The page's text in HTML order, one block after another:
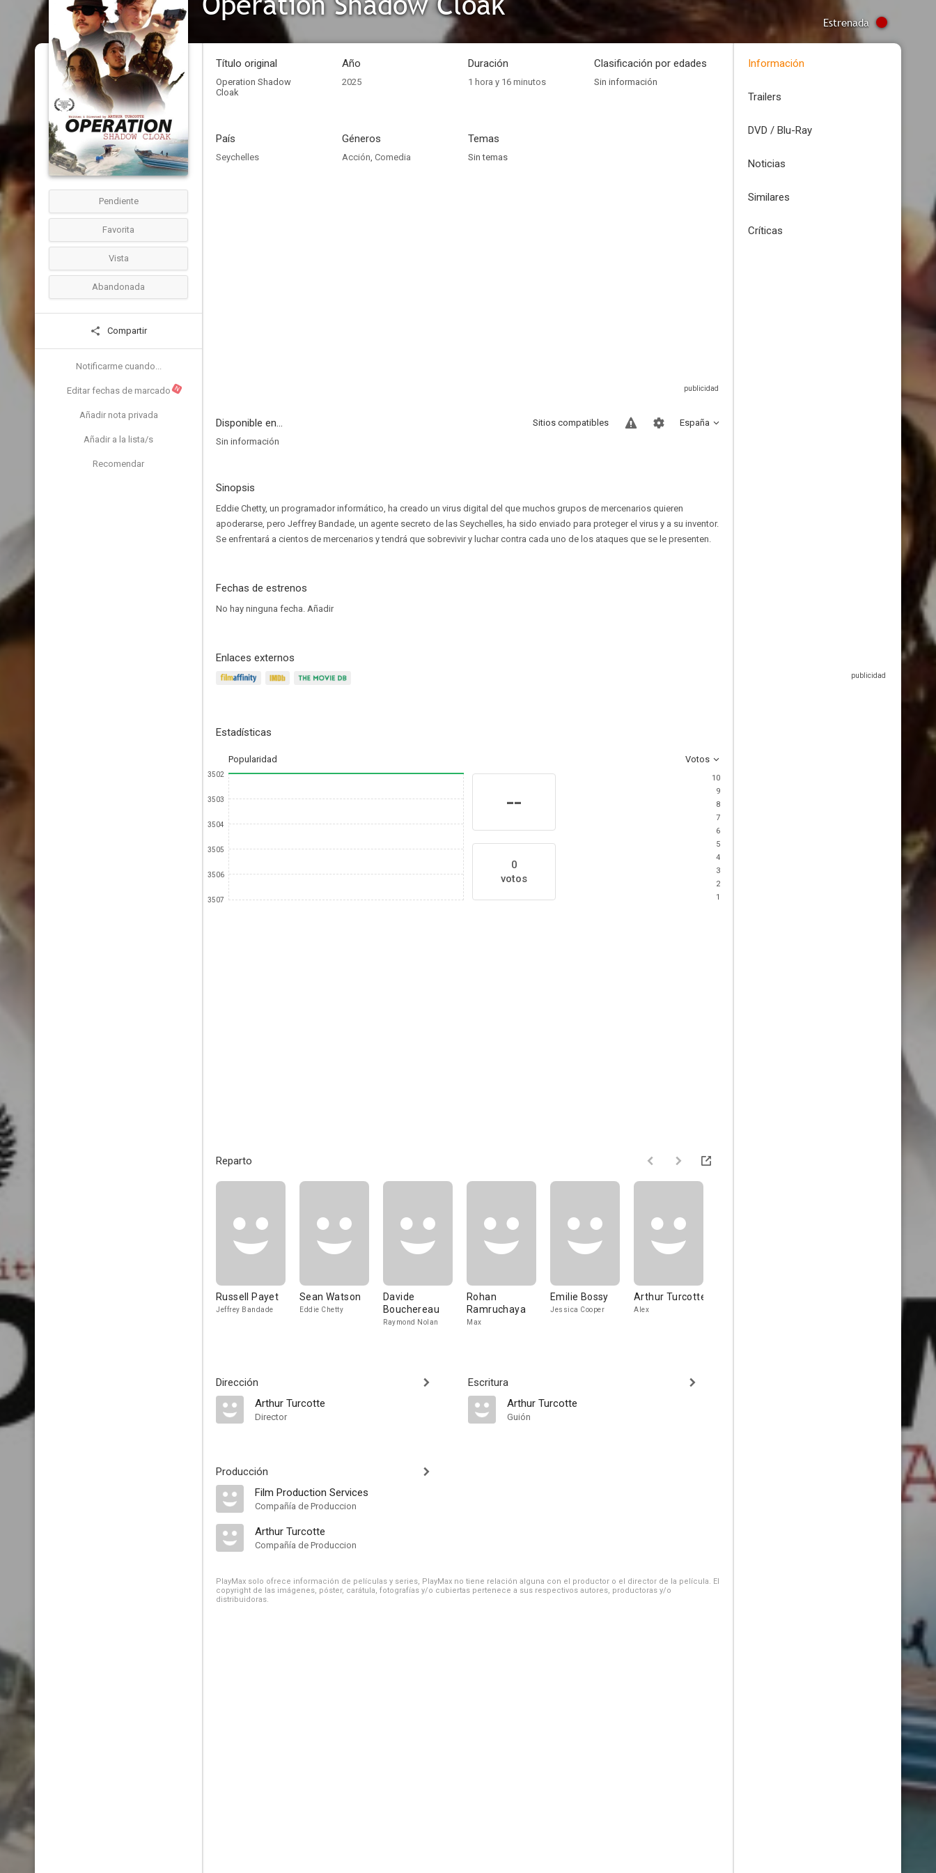
Estrenada
Pendiente
Favorita
Vista
Abandonada
Compartir
Notificarme cuando...
Editar fechas de marcado N
Añadir nota privada
Añadir a la lista/s
Recomendar
Título original
Operation Shadow
Cloak
Año
2025
Duración
1 hora y 16 minutos
Clasificación por edades
Sin información
País
Seychelles
Géneros
Acción, Comedia
Temas
Sin temas
Disponible en... España
Sitios compatibles
Sin información
Sinopsis
Eddie Chetty, un programador informático, ha creado un virus digital del que muchos grupos de mercenarios quieren
apoderarse, pero Jeffrey Bandade, un agente secreto de las Seychelles, ha sido enviado para proteger el virus y a su inventor.
Se enfrentará a cientos de mercenarios y tendrá que sobrevivir y luchar contra cada uno de los ataques que se le presenten.
Fechas de estrenos
No hay ninguna fecha. Añadir
Enlaces externos
Estadísticas
Popularidad Votos
3502
3503
3504
3505
3506
3507
--
0
votos
10
9
8
7
6
5
4
3
2
1
Reparto
Russell Payet
Jeffrey Bandade
Sean Watson
Eddie Chetty
Davide
Bouchereau
Raymond Nolan
Rohan
Ramruchaya
Max
Emilie Bossy
Jessica Cooper
Arthur Turcotte
Alex
Dirección
Arthur Turcotte
Director
Producción
Film Production Services
Compañía de Produccion
Arthur Turcotte
Compañía de Produccion
Escritura
Arthur Turcotte
Guión
PlayMax solo ofrece información de películas y series, PlayMax no tiene relación alguna con el productor o el director de la película. El
copyright de las imágenes, póster, carátula, fotografías y/o cubiertas pertenece a sus respectivos autores, productoras y/o
distribuidoras.
Información
Trailers
DVD / Blu-Ray
Noticias
Similares
Críticas